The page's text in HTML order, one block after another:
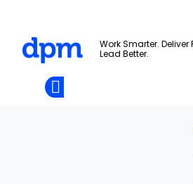
Skip to main content
Work Smarter. Deliver
Lead Better.
Add as